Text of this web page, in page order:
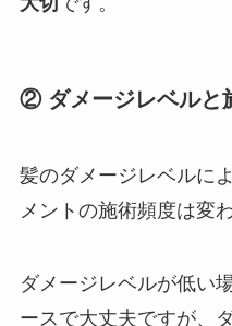
② ダメージレベルと
髪のダメージレベルに
メントの施術頻度は変
ダメージレベルが低い
ースで大丈夫ですが、